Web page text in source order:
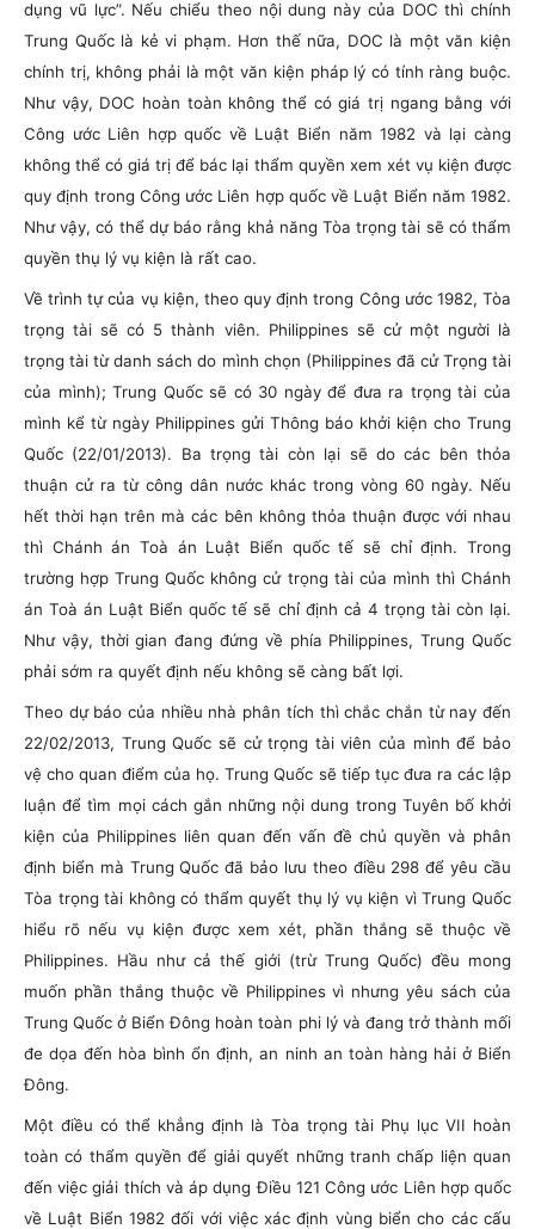
dụng vũ lực”. Nếu chiểu theo nội dung này của DOC thì chính
Trung Quốc là kẻ vi phạm. Hơn thế nữa, DOC là một văn kiện
chính trị, không phải là một văn kiện pháp lý có tính ràng buộc.
Như vậy, DOC hoàn toàn không thể có giá trị ngang bằng với
Công ước Liên hợp quốc về Luật Biển năm 1982 và lại càng
không thể có giá trị để bác lại thẩm quyền xem xét vụ kiện được
quy định trong Công ước Liên hợp quốc về Luật Biển năm 1982.
Như vậy, có thể dự báo rằng khả năng Tòa trọng tài sẽ có thẩm
quyền thụ lý vụ kiện là rất cao.
Về trình tự của vụ kiện, theo quy định trong Công ước 1982, Tòa
trọng tài sẽ có 5 thành viên. Philippines sẽ cử một người là
trọng tài từ danh sách do mình chọn (Philippines đã cử Trọng tài
của mình); Trung Quốc sẽ có 30 ngày để đưa ra trọng tài của
mình kể từ ngày Philippines gửi Thông báo khởi kiện cho Trung
Quốc (22/01/2013). Ba trọng tài còn lại sẽ do các bên thỏa
thuận cử ra từ công dân nước khác trong vòng 60 ngày. Nếu
hết thời hạn trên mà các bên không thỏa thuận được với nhau
thì Chánh án Toà án Luật Biển quốc tế sẽ chỉ định. Trong
trường hợp Trung Quốc không cử trọng tài của mình thì Chánh
án Toà án Luật Biển quốc tế sẽ chỉ định cả 4 trọng tài còn lại.
Như vậy, thời gian đang đứng về phía Philippines, Trung Quốc
phải sớm ra quyết định nếu không sẽ càng bất lợi.
Theo dự báo của nhiều nhà phân tích thì chắc chắn từ nay đến
22/02/2013, Trung Quốc sẽ cử trọng tài viên của mình để bảo
vệ cho quan điểm của họ. Trung Quốc sẽ tiếp tục đưa ra các lập
luận để tìm mọi cách gắn những nội dung trong Tuyên bố khởi
kiện của Philippines liên quan đến vấn đề chủ quyền và phân
định biển mà Trung Quốc đã bảo lưu theo điều 298 để yêu cầu
Tòa trọng tài không có thẩm quyết thụ lý vụ kiện vì Trung Quốc
hiểu rõ nếu vụ kiện được xem xét, phần thắng sẽ thuộc về
Philippines. Hầu như cả thế giới (trừ Trung Quốc) đều mong
muốn phần thắng thuộc về Philippines vì nhưng yêu sách của
Trung Quốc ở Biển Đông hoàn toàn phi lý và đang trở thành mối
đe dọa đến hòa bình ổn định, an ninh an toàn hàng hải ở Biển
Đông.
Một điều có thể khẳng định là Tòa trọng tài Phụ lục VII hoàn
toàn có thẩm quyền để giải quyết những tranh chấp liện quan
đến việc giải thích và áp dụng Điều 121 Công ước Liên hợp quốc
về Luật Biển 1982 đối với việc xác định vùng biển cho các cấu